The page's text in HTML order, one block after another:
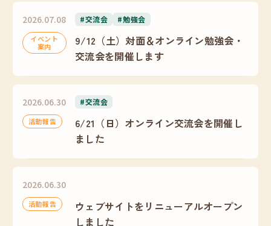
2026.07.08
イベント
案内
9/12（土）対面＆オンライン勉強会・
交流会を開催します
#交流会 #勉強会
2026.06.30
活動報告
6/21（日）オンライン交流会を開催し
ました
#交流会
2026.06.30
活動報告
ウェブサイトをリニューアルオープン
しました